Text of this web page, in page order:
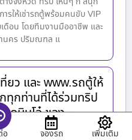
ารให้เช่ารถตู้พร้อมคนขับ VIP
ดือน โดยทีมงานมืออาชีพ และ
นคร ปริมณฑล แ
ว และ www.รถตู้ให้
ทุกท่านที่ได้ร่วมทริป
อดมินโอ๋ ของ…
รถตู้ให้เช่http://xn--
อ จองรถ เพิ่มเติม